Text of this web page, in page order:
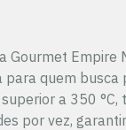
Gourmet
quem busca
a 350
por vez,